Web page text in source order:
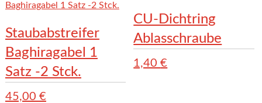
Staubabstreifer
Baghiragabel 1
Satz -2 Stck.
45,00 €
CU-Dichtring
Ablasschraube
1,40€